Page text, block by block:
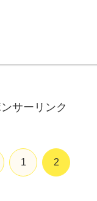
サーリンク
1 2